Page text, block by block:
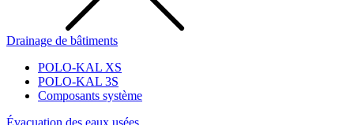
Drainage de bâtiments
POLO-KAL XS
POLO-KAL 3S
Composants système